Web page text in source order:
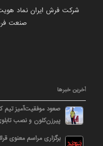
شرکت فرش ایران نماد
صنعت
آخرین خبرها
صعود موفقیت‌آمیز تیم
پیرزن‌کلون و نصب
برگزاری مراسم معنوی